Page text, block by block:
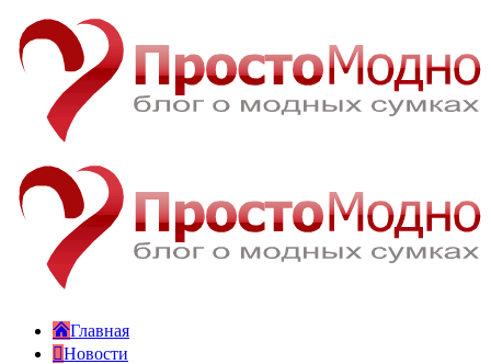
Главная
Новости